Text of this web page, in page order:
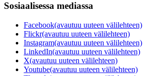
Sosiaalisessa mediassa
Facebook(avautuu uuteen välilehteen)
Flickr(avautuu uuteen välilehteen)
Instagram(avautuu uuteen välilehteen)
LinkedIn(avautuu uuteen välilehteen)
X(avautuu uuteen välilehteen)
Youtube(avautuu uuteen välilehteen)